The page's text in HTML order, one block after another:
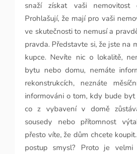
snaží získat vaši
Prohlašují, že mají pro vaši
ve skutečnosti to nemusí a
pravda. Představte si, že jste na
kupce. Nevíte nic o lokalitě,
bytu nebo domu, nemáte
rekonstrukcích, neznáte
informováni o tom, kdy bude byt
co z vybavení v domě
sousedy nebo přítomnost
přesto víte, že dům chcete
postup smysl? Proto je